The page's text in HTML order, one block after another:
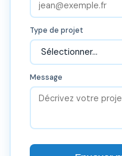
Type de projet
Message